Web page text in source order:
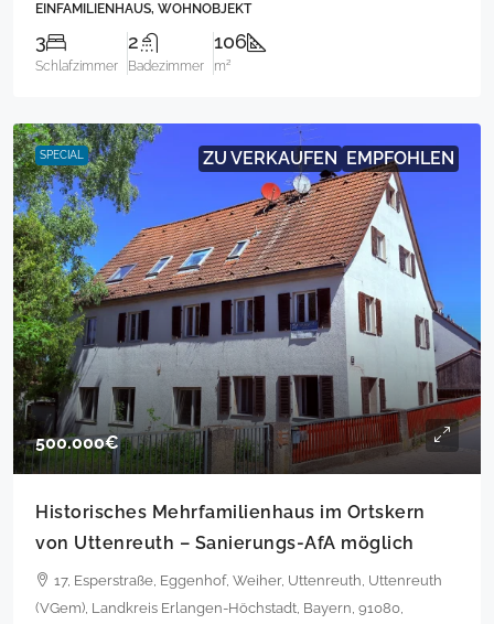
EINFAMILIENHAUS, WOHNOBJEKT
3
Schlafzimmer
2
Badezimmer
106
m²
SPECIAL ZU VERKAUFEN EMPFOHLEN
500.000€
Historisches Mehrfamilienhaus im Ortskern
von Uttenreuth – Sanierungs-AfA möglich
17, Esperstraße, Eggenhof, Weiher, Uttenreuth, Uttenreuth
(VGem), Landkreis Erlangen-Höchstadt, Bayern, 91080,